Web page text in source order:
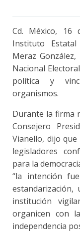
Cd. México, 16
Instituto
Meraz
Nacional
política y
organismos.
Durante la firma
Consejero
Vianello, dijo
legisladores
para la
“la intención
institución
organicen con
independencia